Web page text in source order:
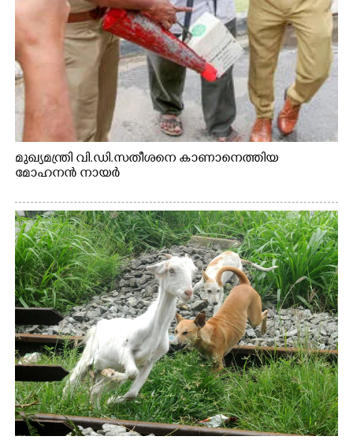
മുഖ്യമന്ത്രി വി.ഡി.സതീശനെ കാണാനെത്തിയ
മോഹനൻ നായർ